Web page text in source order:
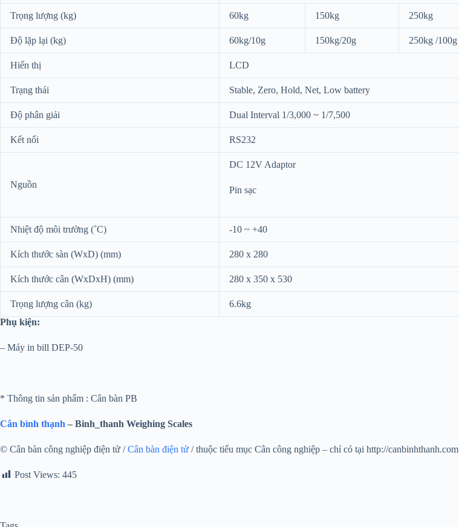
Trọng lượng (kg) 60kg 150kg 250kg
Độ lặp lại (kg) 60kg/10g 150kg/20g 250kg /100g
Hiển thị LCD
Trạng thái Stable, Zero, Hold, Net, Low battery
Độ phân giải Dual Interval 1/3,000 ~ 1/7,500
Kết nối RS232
Nguồn
DC 12V Adaptor
Pin sạc
Nhiệt độ môi trường (˚C) -10 ~ +40
Kích thước sàn (WxD) (mm) 280 x 280
Kích thước cân (WxDxH) (mm) 280 x 350 x 530
Trọng lượng cân (kg)
6.6kg
Phụ kiện:
– Máy in bill DEP-50
* Thông tin sản phẩm : Cân bàn PB
Cân bình thạnh – Binh_thanh Weighing Scales
© Cân bàn công nghiệp điện tử /Cân bàn điện tử / thuộc tiểu mục Cân công nghiệp – chỉ có tại http://canbinhthanh.com
Post Views: 445